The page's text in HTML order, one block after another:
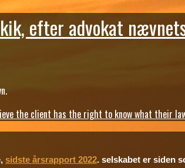
efter advokat
the client has the right to know what their
sidste årsrapport 2022. selskabet er siden